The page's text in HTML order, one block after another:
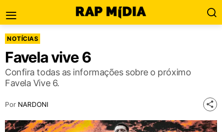
NOTÍCIAS
Favela vive 6
Confira todas as informações sobre o próximo
Favela Vive 6.
Por NARDONI